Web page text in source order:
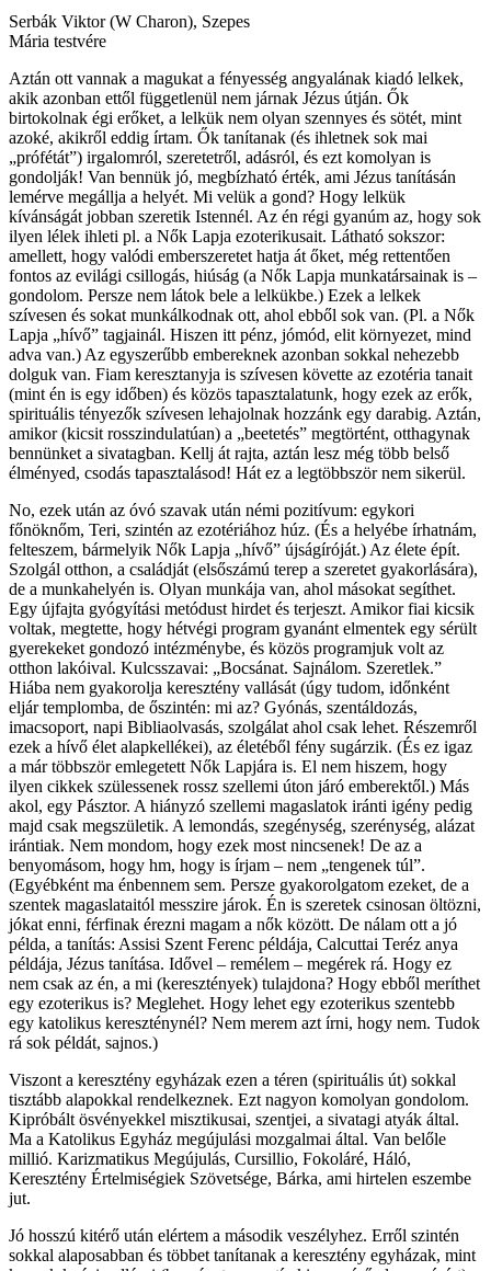
Serbák Viktor (W Charon), Szepes
Mária testvére
Aztán ott vannak a magukat a fényesség angyalának kiadó lelkek,
akik azonban ettől függetlenül nem járnak Jézus útján. Ők
birtokolnak égi erőket, a lelkük nem olyan szennyes és sötét, mint
azoké, akikről eddig írtam. Ők tanítanak (és ihletnek sok mai
„prófétát”) irgalomról, szeretetről, adásról, és ezt komolyan is
gondolják! Van bennük jó, megbízható érték, ami Jézus tanításán
lemérve megállja a helyét. Mi velük a gond? Hogy lelkük
kívánságát jobban szeretik Istennél. Az én régi gyanúm az, hogy sok
ilyen lélek ihleti pl. a Nők Lapja ezoterikusait. Látható sokszor:
amellett, hogy valódi emberszeretet hatja át őket, még rettentően
fontos az evilági csillogás, hiúság (a Nők Lapja munkatársainak is –
gondolom. Persze nem látok bele a lelkükbe.) Ezek a lelkek
szívesen és sokat munkálkodnak ott, ahol ebből sok van. (Pl. a Nők
Lapja „hívő” tagjainál. Hiszen itt pénz, jómód, elit környezet, mind
adva van.) Az egyszerűbb embereknek azonban sokkal nehezebb
dolguk van. Fiam keresztanyja is szívesen követte az ezotéria tanait
(mint én is egy időben) és közös tapasztalatunk, hogy ezek az erők,
spirituális tényezők szívesen lehajolnak hozzánk egy darabig. Aztán,
amikor (kicsit rosszindulatúan) a „beetetés” megtörtént, otthagynak
bennünket a sivatagban. Kellj át rajta, aztán lesz még több belső
élményed, csodás tapasztalásod! Hát ez a legtöbbször nem sikerül.
No, ezek után az óvó szavak után némi pozitívum: egykori
főnöknőm, Teri, szintén az ezotériához húz. (És a helyébe írhatnám,
felteszem, bármelyik Nők Lapja „hívő” újságíróját.) Az élete épít.
Szolgál otthon, a családját (elsőszámú terep a szeretet gyakorlására),
de a munkahelyén is. Olyan munkája van, ahol másokat segíthet.
Egy újfajta gyógyítási metódust hirdet és terjeszt. Amikor fiai kicsik
voltak, megtette, hogy hétvégi program gyanánt elmentek egy sérült
gyerekeket gondozó intézménybe, és közös programjuk volt az
otthon lakóival. Kulcsszavai: „Bocsánat. Sajnálom. Szeretlek.”
Hiába nem gyakorolja keresztény vallását (úgy tudom, időnként
eljár templomba, de őszintén: mi az? Gyónás, szentáldozás,
imacsoport, napi Bibliaolvasás, szolgálat ahol csak lehet. Részemről
ezek a hívő élet alapkellékei), az életéből fény sugárzik. (És ez igaz
a már többször emlegetett Nők Lapjára is. El nem hiszem, hogy
ilyen cikkek szülessenek rossz szellemi úton járó emberektől.) Más
akol, egy Pásztor. A hiányzó szellemi magaslatok iránti igény pedig
majd csak megszületik. A lemondás, szegénység, szerénység, alázat
irántiak. Nem mondom, hogy ezek most nincsenek! De az a
benyomásom, hogy hm, hogy is írjam – nem „tengenek túl”.
(Egyébként ma énbennem sem. Persze gyakorolgatom ezeket, de a
szentek magaslataitól messzire járok. Én is szeretek csinosan öltözni,
jókat enni, férfinak érezni magam a nők között. De nálam ott a jó
példa, a tanítás: Assisi Szent Ferenc példája, Calcuttai Teréz anya
példája, Jézus tanítása. Idővel – remélem – megérek rá. Hogy ez
nem csak az én, a mi (keresztények) tulajdona? Hogy ebből meríthet
egy ezoterikus is? Meglehet. Hogy lehet egy ezoterikus szentebb
egy katolikus kereszténynél? Nem merem azt írni, hogy nem. Tudok
rá sok példát, sajnos.)
Viszont a keresztény egyházak ezen a téren (spirituális út) sokkal
tisztább alapokkal rendelkeznek. Ezt nagyon komolyan gondolom.
Kipróbált ösvényekkel misztikusai, szentjei, a sivatagi atyák által.
Ma a Katolikus Egyház megújulási mozgalmai által. Van belőle
millió. Karizmatikus Megújulás, Cursillio, Fokoláré, Háló,
Keresztény Értelmiségiek Szövetsége, Bárka, ami hirtelen eszembe
jut.
Jó hosszú kitérő után elértem a második veszélyhez. Erről szintén
sokkal alaposabban és többet tanítanak a keresztény egyházak, mint